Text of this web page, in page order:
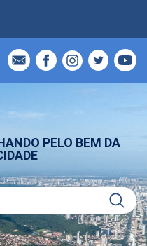
PELO BEM DA